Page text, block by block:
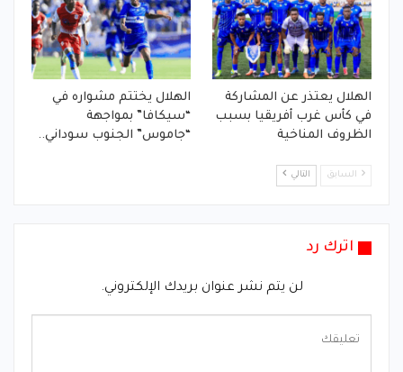
الهلال يعتذر عن المشاركة
في كأس غرب أفريقيا بسبب
الظروف المناخية
الهلال يختتم مشواره في
“سيكافا” بمواجهة
“جاموس” الجنوب سوداني..
السابق التالي
اترك رد
لن يتم نشر عنوان بريدك الإلكتروني.